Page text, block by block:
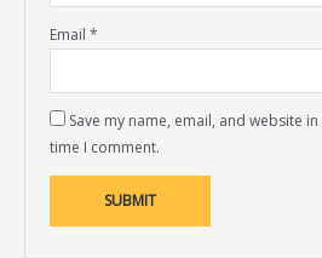
Email*
Save my name, email, and website
time I comment.